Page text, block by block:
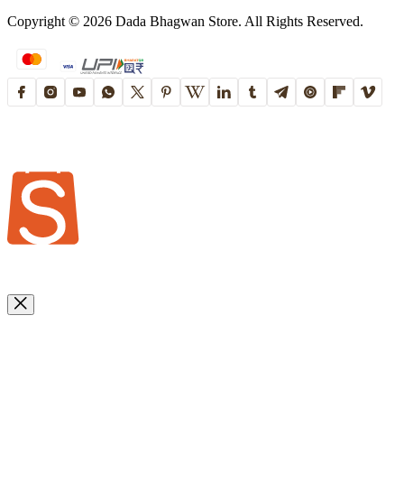
Copyright © 2026 Dada Bhagwan Store. All Rights Reserved.